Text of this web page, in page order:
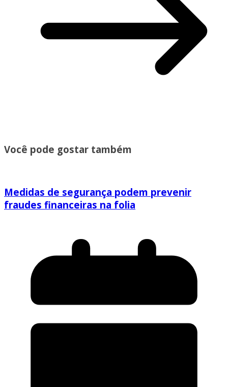
Você pode gostar também
Medidas de segurança podem prevenir
fraudes financeiras na folia